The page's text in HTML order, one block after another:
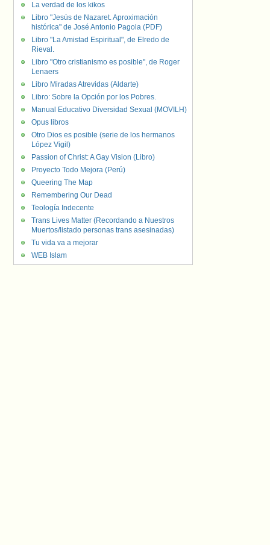
La verdad de los kikos
Libro "Jesús de Nazaret. Aproximación
histórica" de José Antonio Pagola (PDF)
Libro "La Amistad Espiritual", de Elredo de
Rieval.
Libro "Otro cristianismo es posible", de Roger
Lenaers
Libro Miradas Atrevidas (Aldarte)
Libro: Sobre la Opción por los Pobres.
Manual Educativo Diversidad Sexual (MOVILH)
Opus libros
Otro Dios es posible (serie de los hermanos
López Vigil)
Passion of Christ: A Gay Vision (Libro)
Proyecto Todo Mejora (Perú)
Queering The Map
Remembering Our Dead
Teología Indecente
Trans Lives Matter (Recordando a Nuestros
Muertos/listado personas trans asesinadas)
Tu vida va a mejorar
WEB Islam